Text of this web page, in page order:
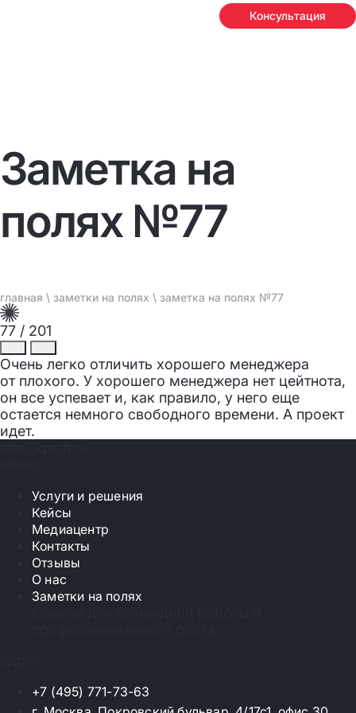
Консультация
Заметка на
полях №77
главная \ заметки на полях \ заметка на полях №77
77 / 201
Очень легко отличить хорошего менеджера
от плохого. У хорошего менеджера нет цейтнота,
он все успевает и, как правило, у него еще
остается немного свободного времени. А проект
идет.
Услуги и решения
Кейсы
Медиацентр
Контакты
Отзывы
О нас
Заметки на полях
+7 (495) 771-73-63